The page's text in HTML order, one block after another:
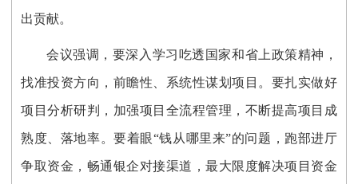
出贡献。
会议强调，要深入学习吃透国家和省上政策精神，
找准投资方向，前瞻性、系统性谋划项目。要扎实做好
项目分析研判，加强项目全流程管理，不断提高项目成
熟度、落地率。要着眼“钱从哪里来”的问题，跑部进厅
争取资金，畅通银企对接渠道，最大限度解决项目资金